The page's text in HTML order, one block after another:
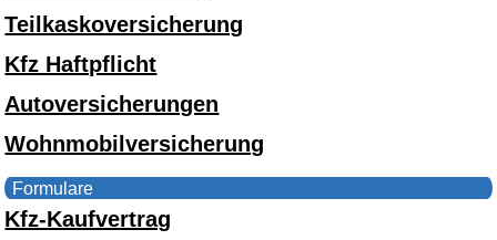
Teilkaskoversicherung
Kfz Haftpflicht
Autoversicherungen
Wohnmobilversicherung
Formulare
Kfz-Kaufvertrag